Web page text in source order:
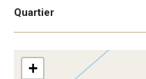
Quartier
+